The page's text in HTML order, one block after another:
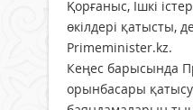
Қорғаныс, Ішкі
өкілдері қатысты,
Primeminister.kz.
Кеңес барысында
орынбасары